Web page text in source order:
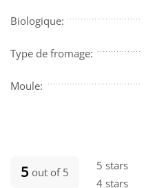
Biologique:
Type de fromage:
Moule:
5 out of 5 5 stars
4 stars